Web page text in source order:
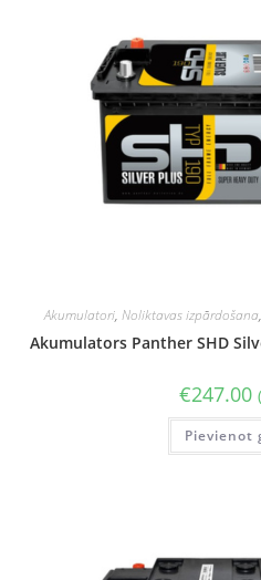
Akumulatori, Noliktavas izpārdošana,
Akumulators Panther SHD
€247.00
Pievienot